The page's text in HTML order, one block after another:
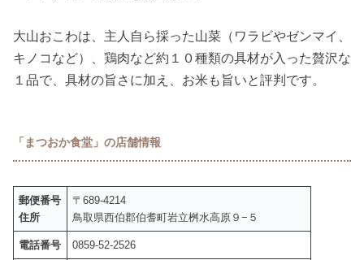
大山おこわは、主人自ら採った山菜（ワラビやゼンマイ、
キノコなど）、鶏肉など約１０種類の具材が入った贅沢な
１品で、具材の旨さに加え、お米も旨いと評判です。
「まつおか食堂」の店舗情報
郵便番号
住所
〒689-4214
鳥取県西伯郡伯耆町岩立桝水高原９−５
電話番号 0859-52-2526